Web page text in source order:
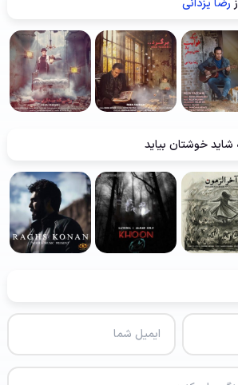
خوشتان بیاید